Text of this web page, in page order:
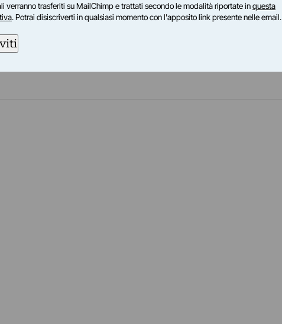
Cultura del Brasile per le sue realizzazioni
verranno trasferiti su MailChimp e trattati secondo le modalità riportate inquesta
. Potrai disiscriverti in qualsiasi momento con l'apposito link presente nelle email.